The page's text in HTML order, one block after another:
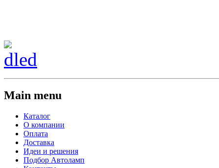
Main menu
Каталог
О компании
Оплата
Доставка
Идеи и решения
Подбор Автоламп